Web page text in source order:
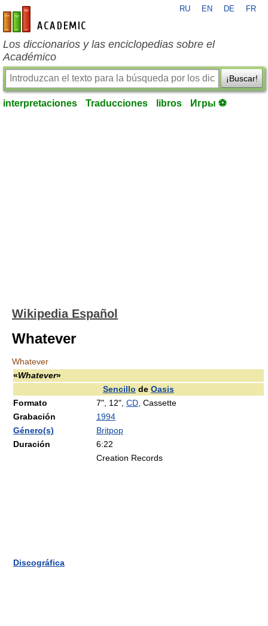
es-academic.com
RU EN DE FR
Los diccionarios y las enciclopedias sobre el
Académico
¡Buscar!
interpretaciones Traducciones libros Игры ⚽
Wikipedia Español
Whatever
Whatever
«Whatever»
Sencillo de Oasis
Formato
7", 12", CD , Cassette
Grabación
1994
Género(s)
Britpop
Duración
6:22
Discográfica
Creation Records